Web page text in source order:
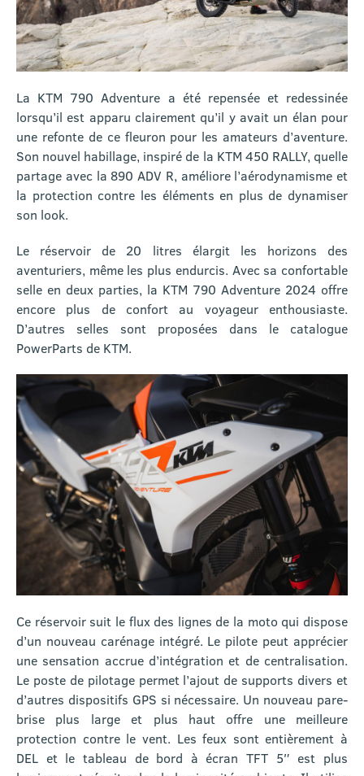
La KTM 790 Adventure a été repensée et redessinée
lorsqu’il est apparu clairement qu’il y avait un élan pour
une refonte de ce fleuron pour les amateurs d’aventure.
Son nouvel habillage, inspiré de la KTM 450 RALLY, quelle
partage avec la 890 ADV R, améliore l’aérodynamisme et
la protection contre les éléments en plus de dynamiser
son look.
Le réservoir de 20 litres élargit les horizons des
aventuriers, même les plus endurcis. Avec sa confortable
selle en deux parties, la KTM 790 Adventure 2024 offre
encore plus de confort au voyageur enthousiaste.
D’autres selles sont proposées dans le catalogue
PowerParts de KTM.
Ce réservoir suit le flux des lignes de la moto qui dispose
d’un nouveau carénage intégré. Le pilote peut apprécier
une sensation accrue d’intégration et de centralisation.
Le poste de pilotage permet l’ajout de supports divers et
d’autres dispositifs GPS si nécessaire. Un nouveau pare-
brise plus large et plus haut offre une meilleure
protection contre le vent. Les feux sont entièrement à
DEL et le tableau de bord à écran TFT 5″ est plus